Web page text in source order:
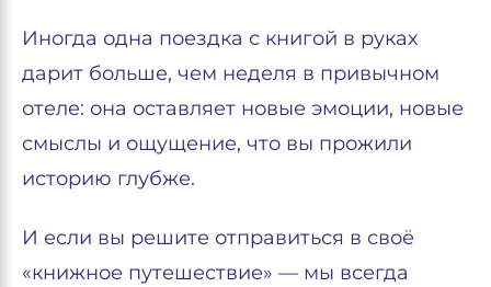
Иногда одна поездка с книгой в руках
дарит больше, чем неделя в привычном
отеле: она оставляет новые эмоции, новые
смыслы и ощущение, что вы прожили
историю глубже.
И если вы решите отправиться в своё
«книжное путешествие» — мы всегда